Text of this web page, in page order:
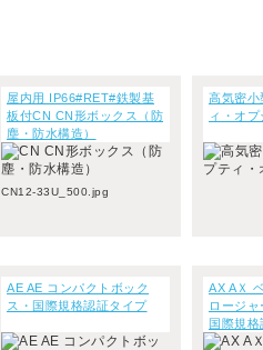
屋内用 IP66#RET#鉄製基
板付CN CN形ボックス（防
塵・防水構造）
CN12-33U_500.jpg
高気密小
ィ・オプ
AE AE コンパクトボック
ス・国際規格認証タイプ
AX AＸ
ロージ
国際規